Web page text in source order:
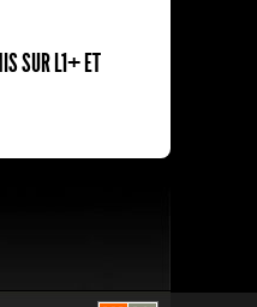
SUR L1+ ET